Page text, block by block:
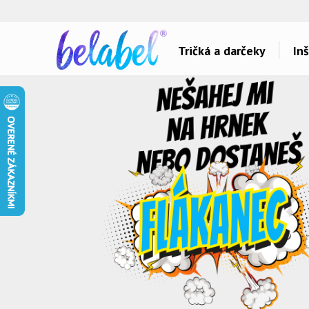
Tričká a darčeky
Dárky pro maminku
Dárky pro tátu
Dárky pro bráchu
Dárky pro dědu
Dárky pro partnera
Dárky pro partnerku
Dárky pro přátele
Témy potlačí
Láska
Šport a auta
Hlášky
Detské
Hudba & Film
Humor
Ostatné
Všetko..